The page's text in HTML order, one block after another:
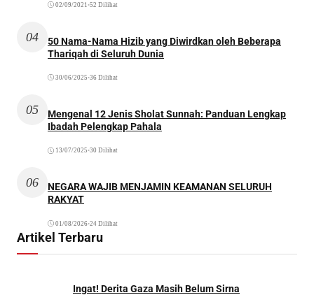
02/09/2021 •52 Dilihat
04
50 Nama-Nama Hizib yang Diwirdkan oleh Beberapa
Thariqah di Seluruh Dunia
30/06/2025 •36 Dilihat
05
Mengenal 12 Jenis Sholat Sunnah: Panduan Lengkap
Ibadah Pelengkap Pahala
13/07/2025 •30 Dilihat
06
NEGARA WAJIB MENJAMIN KEAMANAN SELURUH
RAKYAT
01/08/2026•24 Dilihat
Artikel Terbaru
Ingat! Derita Gaza Masih Belum Sirna